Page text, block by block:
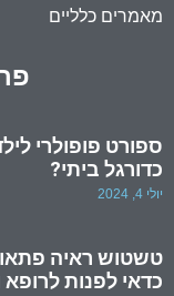
מאמרים כלליים
ספורט פופולרי
כדורגל ביתי?
יולי 4, 2024
טשטוש ראיה
כדאי לפנות לרופא